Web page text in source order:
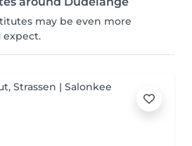
may be even more
expect.